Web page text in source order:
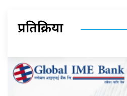
प्रतिक्रिया